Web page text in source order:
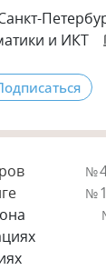
и ИКТ
№
№